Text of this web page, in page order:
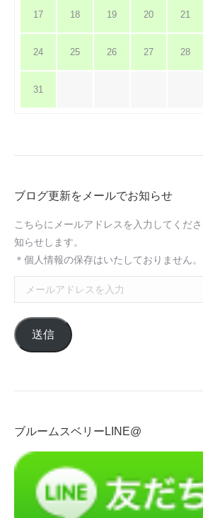
17 18 19 20 21
24 25 26 27 28
31
ブログ更新をメールでお知らせ
こちらにメールアドレスを入力してくだ
知らせします。
＊個人情報の保存はいたしておりません。
ー
ル
ア
ス
入
送信
ブルームスベリーLINE@